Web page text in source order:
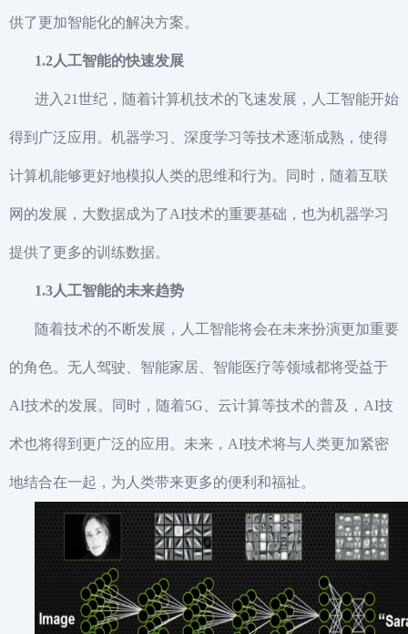
供了更加智能化的解决方案。
1.2人工智能的快速发展
进入21世纪，随着计算机技术的飞速发展，人工智能开始
得到广泛应用。机器学习、深度学习等技术逐渐成熟，使得
计算机能够更好地模拟人类的思维和行为。同时，随着互联
网的发展，大数据成为了AI技术的重要基础，也为机器学习
提供了更多的训练数据。
1.3人工智能的未来趋势
随着技术的不断发展，人工智能将会在未来扮演更加重要
的角色。无人驾驶、智能家居、智能医疗等领域都将受益于
AI技术的发展。同时，随着5G、云计算等技术的普及，AI技
术也将得到更广泛的应用。未来，AI技术将与人类更加紧密
地结合在一起，为人类带来更多的便利和福祉。